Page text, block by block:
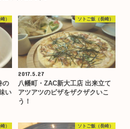
）
の
い
ソトご飯（長崎）
2017.5.27
八幡町・ZAC新大工店 出来立て
アツアツのピザをザクザクいこ
う！
） ソトご飯（長崎）